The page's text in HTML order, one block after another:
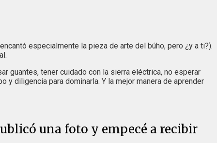
especialmente la pieza de arte del búho, pero ¿y a ti?).
guantes, tener cuidado con la sierra eléctrica, no esperar
y diligencia para dominarla. Y la mejor manera de aprender
una foto y empecé a recibir